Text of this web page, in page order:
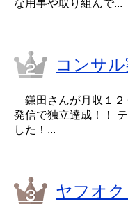
な用事や取り組んで...
コンサ
鎌田さんが月収１２
発信で独立達成！！
した！...
ヤフオク